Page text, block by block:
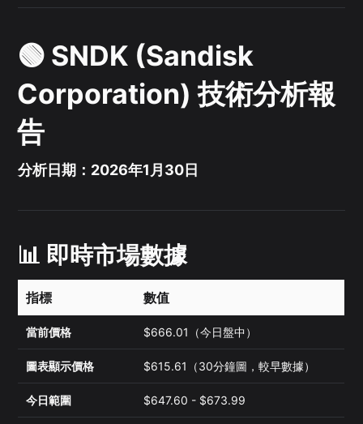
🟢 SNDK (Sandisk
Corporation) 技術分析報
告
分析日期：2026年1月30日
📊 即時市場數據
指標 數值
當前價格 $666.01（今日盤中）
圖表顯示價格 $615.61（30分鐘圖，較早數據）
今日範圍 $647.60 - $673.99